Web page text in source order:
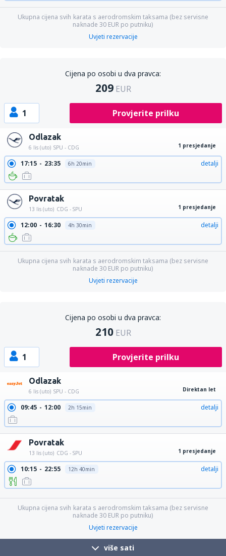
Ukupna cijena svih karata s aerodromskim taksama (bez servisne
naknade 30 EUR po putniku)
Uvjeti rezervacije
Cijena po osobi u dva pravca:
209 EUR
1 Provjerite prilku
Odlazak
6 lis (uto) SPU - CDG 1 presjedanje
17:15 23:35 6h 20min detalji
Povratak
13 lis (uto) CDG - SPU 1 presjedanje
12:00 16:30 4h 30min detalji
Ukupna cijena svih karata s aerodromskim taksama (bez servisne
naknade 30 EUR po putniku)
Uvjeti rezervacije
Cijena po osobi u dva pravca:
210 EUR
1 Provjerite prilku
Odlazak
6 lis (uto) SPU - CDG Direktan let
09:45 12:00 2h 15min detalji
Povratak
13 lis (uto) CDG - SPU 1 presjedanje
10:15 22:55 12h 40min detalji
Ukupna cijena svih karata s aerodromskim taksama (bez servisne
naknade 30 EUR po putniku)
Uvjeti rezervacije
više sati